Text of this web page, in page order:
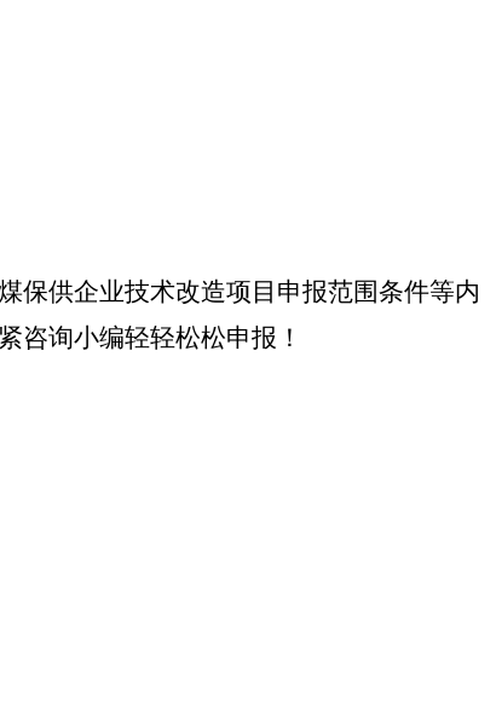
保供企业技术改造项目申报范围条件等内
咨询小编轻轻松松申报！